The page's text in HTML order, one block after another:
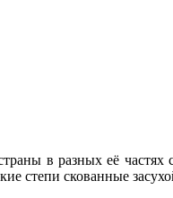
в разных её
степи скованные